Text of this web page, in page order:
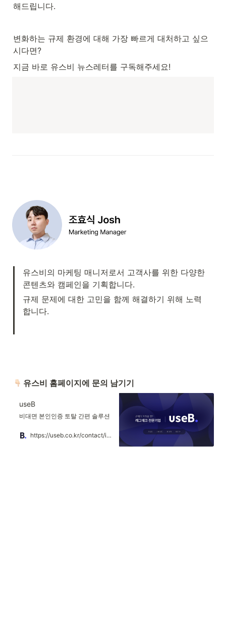
해드립니다.
변화하는 규제 환경에 대해 가장 빠르게 대처하고 싶으
시다면?
지금 바로 유스비 뉴스레터를 구독해주세요!
유스비의 마케팅 매니저로서 고객사를 위한 다양한
콘텐츠와 캠페인을 기획합니다.
규제 문제에 대한 고민을 함께 해결하기 위해 노력
합니다.
유스비 홈페이지에 문의 남기기
useB
비대면 본인인증 토탈 간편 솔루션
https://useb.co.kr/contact/inquiry